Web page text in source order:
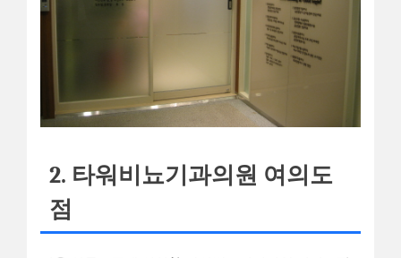
2. 타워비뇨기과의원 여의도
점